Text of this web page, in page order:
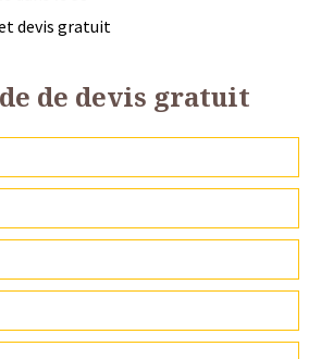
devis gratuit
de devis gratuit